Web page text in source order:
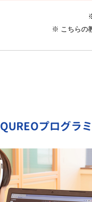
※ こちらの
QUREOプログラ